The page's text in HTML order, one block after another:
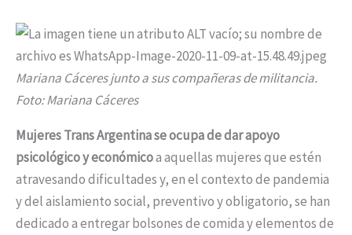
Mariana Cáceres junto a sus compañeras de militancia.
Foto: Mariana Cáceres
Mujeres Trans Argentina se ocupa de dar apoyo
psicológico y económicoa aquellas mujeres que estén
atravesando dificultades y, en el contexto de pandemia
y del aislamiento social, preventivo y obligatorio, se han
dedicado a entregar bolsones de comida y elementos de